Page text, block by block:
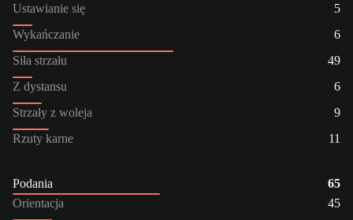
Ustawianie się
5
Wykańczanie
6
Siła strzału
49
Z dystansu
6
Strzały z woleja
9
Rzuty karne
11
Podania
65
Orientacja
45